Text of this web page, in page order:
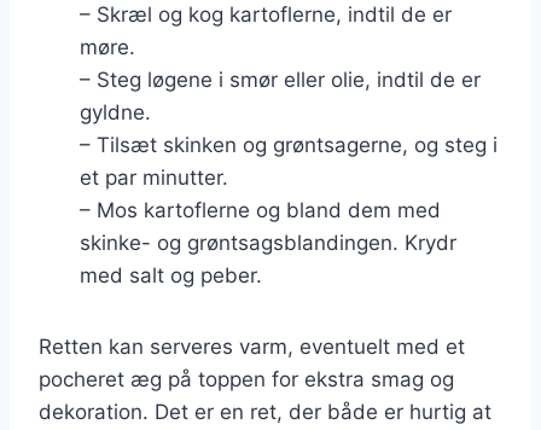
– Skræl og kog kartoflerne, indtil de er
møre.
– Steg løgene i smør eller olie, indtil de er
gyldne.
– Tilsæt skinken og grøntsagerne, og steg i
et par minutter.
– Mos kartoflerne og bland dem med
skinke- og grøntsagsblandingen. Krydr
med salt og peber.
Retten kan serveres varm, eventuelt med et
pocheret æg på toppen for ekstra smag og
dekoration. Det er en ret, der både er hurtig at